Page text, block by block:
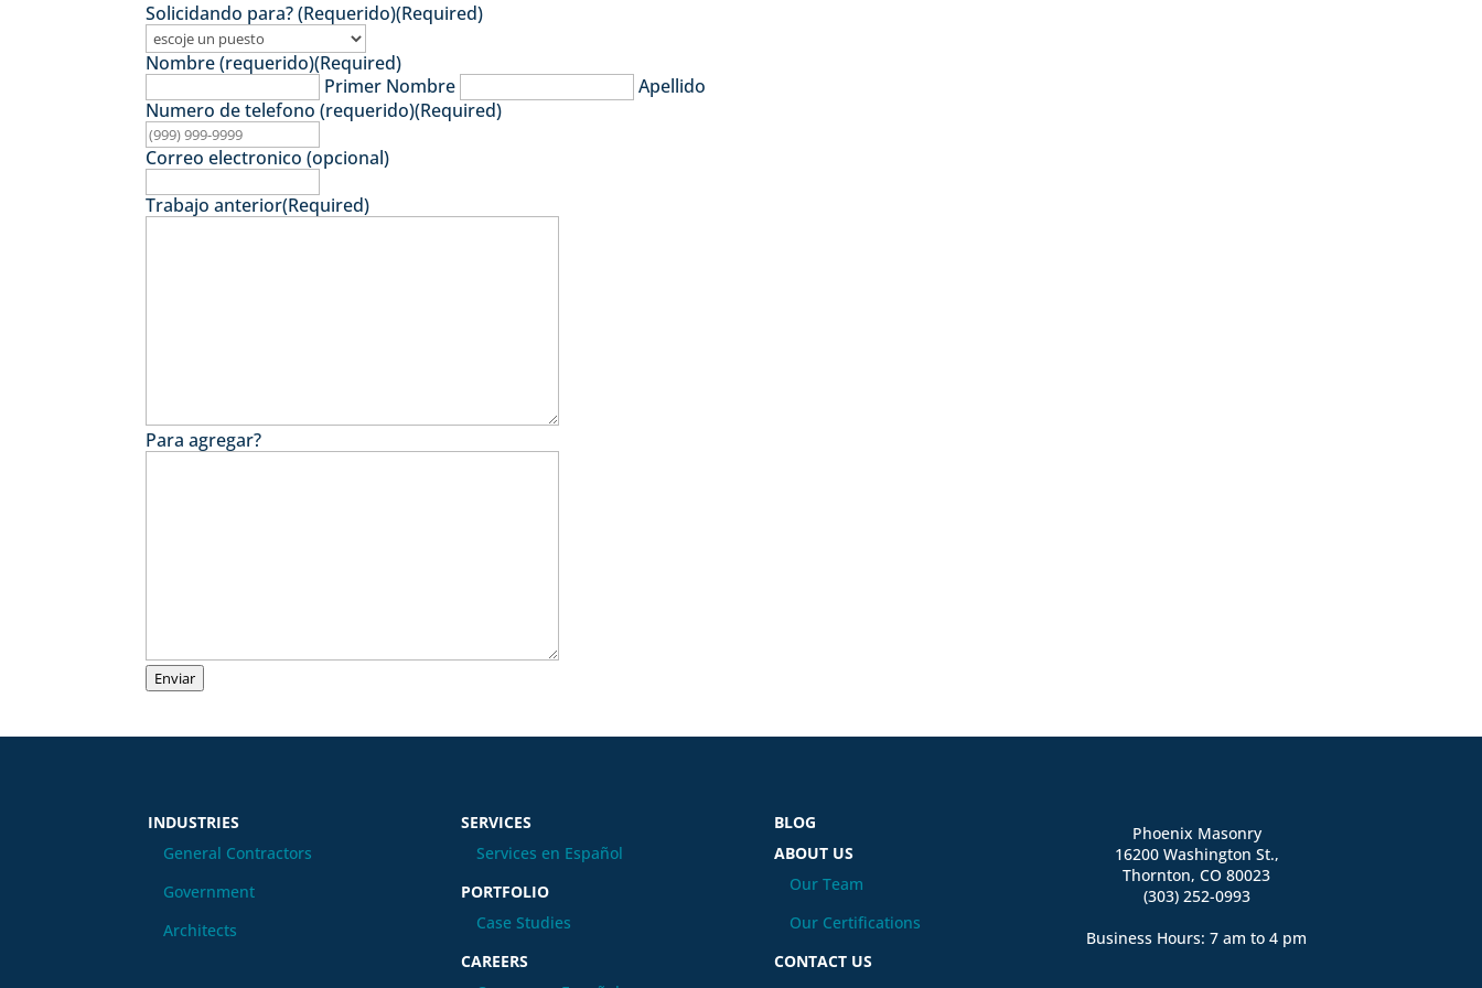
Solicidando para? (Requerido)(Required)
Nombre (requerido)(Required)
Primer Nombre
Apellido
Numero de telefono (requerido)(Required)
Correo electronico (opcional)
Trabajo anterior(Required)
Para agregar?
Enviar
INDUSTRIES
General Contractors
Government
Architects
SERVICES
Services en Español
PORTFOLIO
Case Studies
CAREERS
BLOG
ABOUT US
Our Team
Our Certifications
CONTACT US
Phoenix Masonry
16200 Washington St.,
Thornton, CO 80023
(303) 252-0993
Business Hours: 7 am to 4 pm